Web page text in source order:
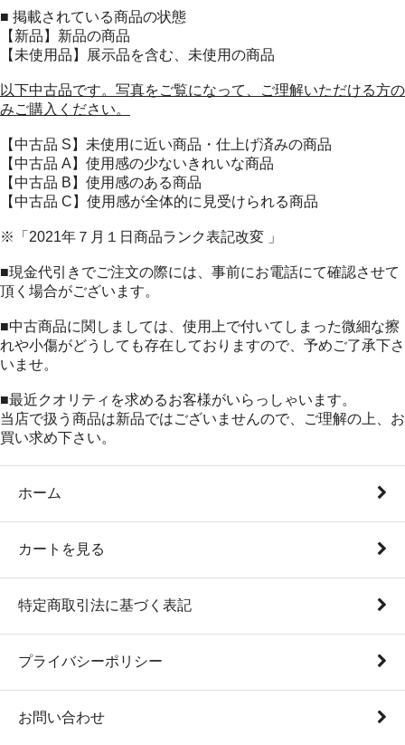
■ 掲載されている商品の状態
【新品】新品の商品
【未使用品】展示品を含む、未使用の商品
以下中古品です。写真をご覧になって、ご理解いただける方の
みご購入ください。
【中古品 S】未使用に近い商品・仕上げ済みの商品
【中古品 A】使用感の少ないきれいな商品
【中古品 B】使用感のある商品
【中古品 C】使用感が全体的に見受けられる商品
※「2021年７月１日商品ランク表記改変 」
■現金代引きでご注文の際には、事前にお電話にて確認させて
頂く場合がございます。
■中古商品に関しましては、使用上で付いてしまった微細な擦
れや小傷がどうしても存在しておりますので、予めご了承下さ
いませ。
■最近クオリティを求めるお客様がいらっしゃいます。
当店で扱う商品は新品ではございませんので、ご理解の上、お
買い求め下さい。
ホーム
カートを見る
特定商取引法に基づく表記
プライバシーポリシー
お問い合わせ